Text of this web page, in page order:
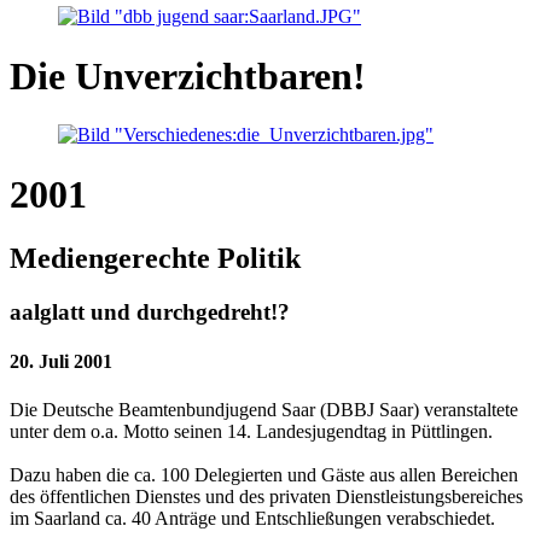
Die Unverzichtbaren!
2001
Mediengerechte Politik
aalglatt und durchgedreht!?
20. Juli 2001
Die Deutsche Beamtenbundjugend Saar (DBBJ Saar) veranstaltete
unter dem o.a. Motto seinen 14. Landesjugendtag in Püttlingen.
Dazu haben die ca. 100 Delegierten und Gäste aus allen Bereichen
des öffentlichen Dienstes und des privaten Dienstleistungsbereiches
im Saarland ca. 40 Anträge und Entschließungen verabschiedet.